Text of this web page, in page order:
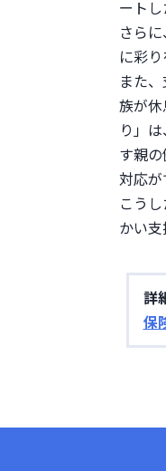
ート
さら
に彩
また
族が
り」
す親
対応が
こう
かい支
詳
保